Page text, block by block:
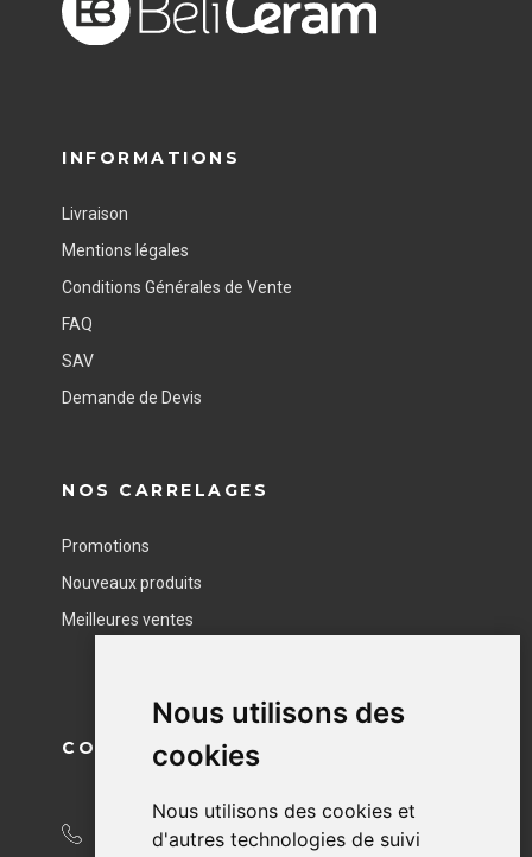
Nous utilisons des
cookies
Nous utilisons des cookies et
d'autres technologies de suivi
INFORMATIONS
Livraison
Mentions légales
Conditions Générales de Vente
FAQ
SAV
Demande de Devis
NOS CARRELAGES
Promotions
Nouveaux produits
Meilleures ventes
CONTACT
04 76 40 49 95